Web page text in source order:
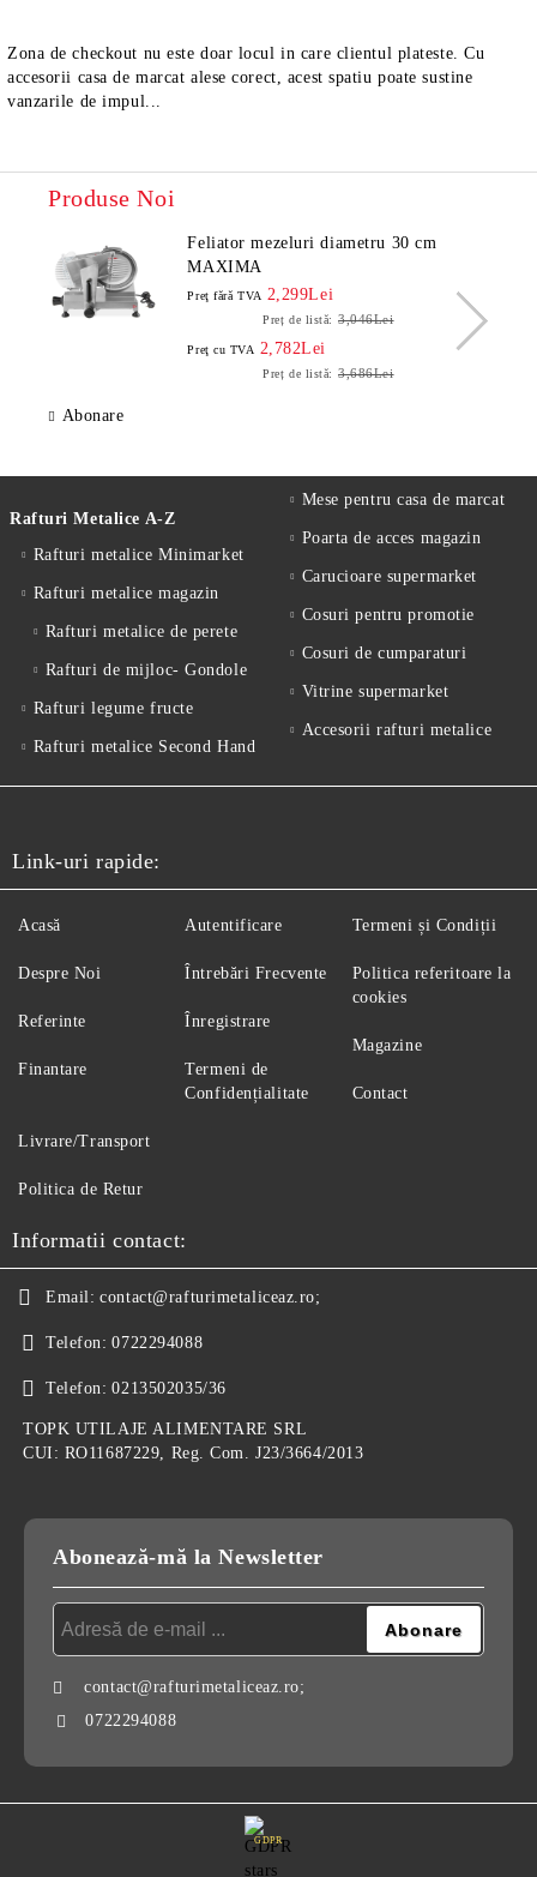
Zona de checkout nu este doar locul in care clientul plateste. Cu
accesorii casa de marcat alese corect, acest spatiu poate sustine
vanzarile de impul...
Produse Noi
Feliator mezeluri diametru 30 cm
MAXIMA
Preţ fără TVA 2,299Lei
Preț de listă: 3,046Lei
Preţ cu TVA 2,782Lei
Preț de listă: 3,686Lei
Abonare
Rafturi Metalice A-Z
Rafturi metalice Minimarket
Rafturi metalice magazin
Rafturi metalice de perete
Rafturi de mijloc- Gondole
Rafturi legume fructe
Rafturi metalice Second Hand
Mese pentru casa de marcat
Poarta de acces magazin
Carucioare supermarket
Cosuri pentru promotie
Cosuri de cumparaturi
Vitrine supermarket
Accesorii rafturi metalice
Link-uri rapide:
Acasă
Despre Noi
Referinte
Finantare
Autentificare
Întrebări Frecvente
Înregistrare
Termeni de
Confidențialitate
Termeni și Condiții
Politica referitoare la
cookies
Magazine
Contact
Livrare/Transport
Politica de Retur
Informatii contact:
Email: contact@rafturimetaliceaz.ro;
Telefon: 0722294088
Telefon: 0213502035/36
TOPK UTILAJE ALIMENTARE SRL
CUI: RO11687229, Reg. Com. J23/3664/2013
Abonează-mă la Newsletter
contact@rafturimetaliceaz.ro;
0722294088
GDPR